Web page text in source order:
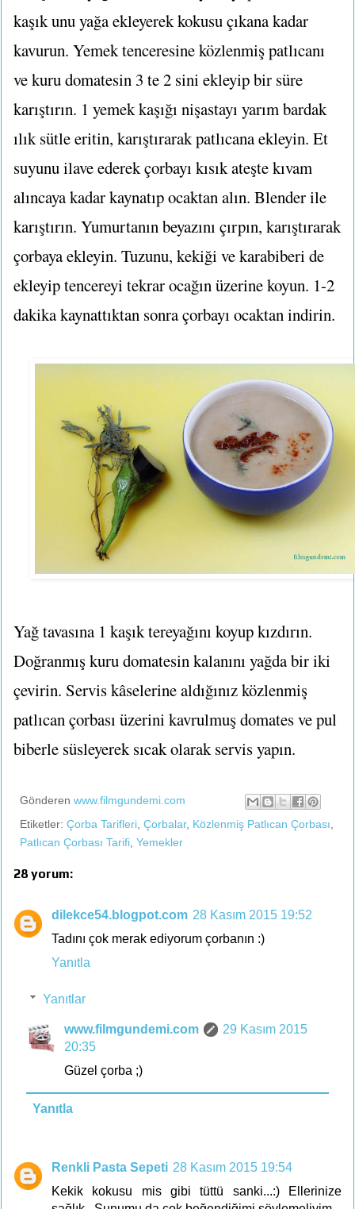
kaşık unu yağa ekleyerek kokusu çıkana kadar
kavurun. Yemek tenceresine közlenmiş patlıcanı
ve kuru domatesin 3 te 2 sini ekleyip bir süre
karıştırın. 1 yemek kaşığı nişastayı yarım bardak
ılık sütle eritin, karıştırarak patlıcana ekleyin. Et
suyunu ilave ederek çorbayı kısık ateşte kıvam
alıncaya kadar kaynatıp ocaktan alın. Blender ile
karıştırın. Yumurtanın beyazını çırpın, karıştırarak
çorbaya ekleyin. Tuzunu, kekiği ve karabiberi de
ekleyip tencereyi tekrar ocağın üzerine koyun. 1-2
dakika kaynattıktan sonra çorbayı ocaktan indirin.
Yağ tavasına 1 kaşık tereyağını koyup kızdırın.
Doğranmış kuru domatesin kalanını yağda bir iki
çevirin. Servis kâselerine aldığınız közlenmiş
patlıcan çorbası üzerini kavrulmuş domates ve pul
biberle süsleyerek sıcak olarak servis yapın.
Gönderen www.filmgundemi.com
Etiketler: Çorba Tarifleri Çorbalar, Közlenmiş Patlıcan Çorbası
Patlıcan Çorbası Tarifi Yemekler
28 yorum:
dilekce54.blogpot.com 28 Kasım 2015 19:52
Tadını çok merak ediyorum çorbanın :)
Yanıtla
Yanıtlar
www.filmgundemi.com
29 Kasım 2015
20:35
Güzel çorba ;)
Yanıtla
Renkli Pasta Sepeti 28 Kasım 2015 19:54
Kekik kokusu mis gibi tüttü sanki...:) Ellerinize